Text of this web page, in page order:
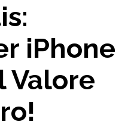
iPhone
Valore